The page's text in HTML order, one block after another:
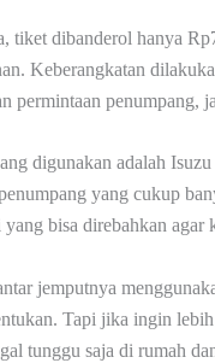
tiket dibanderol hanya
Keberangkatan
permintaan penumpang,
digunakan adalah
yang cukup
yang bisa direbahkan agar
jemputnya
Tapi jika ingin
tunggu saja di rumah